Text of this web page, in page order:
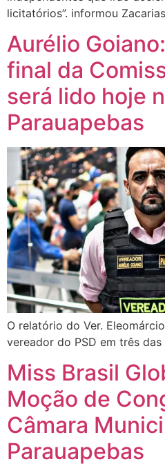
licitatórios”. informou
Aurélio
final da
será lido hoje
Parauapebas
O relatório do Ver.
vereador do PSD em três das
Miss Brasil
Moção de
Câmara
Parauapebas